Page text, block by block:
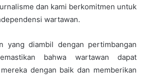
dan kami berkomitmen untuk
wartawan.
yang diambil dengan pertimbangan
bahwa wartawan dapat
dengan baik dan memberikan